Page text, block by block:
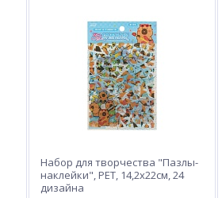
Набор для творчества "Пазлы-
наклейки", PET, 14,2х22см, 24
дизайна